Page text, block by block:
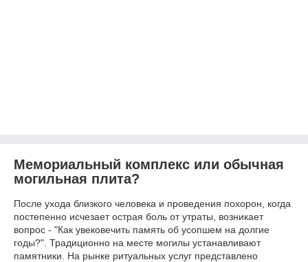
Мемориальный комплекс или обычная
могильная плита?
После ухода близкого человека и проведения похорон, когда
постепенно исчезает острая боль от утраты, возникает
вопрос - "Как увековечить память об усопшем на долгие
годы?". Традиционно на месте могилы устанавливают
памятники. На рынке ритуальных услуг представлено